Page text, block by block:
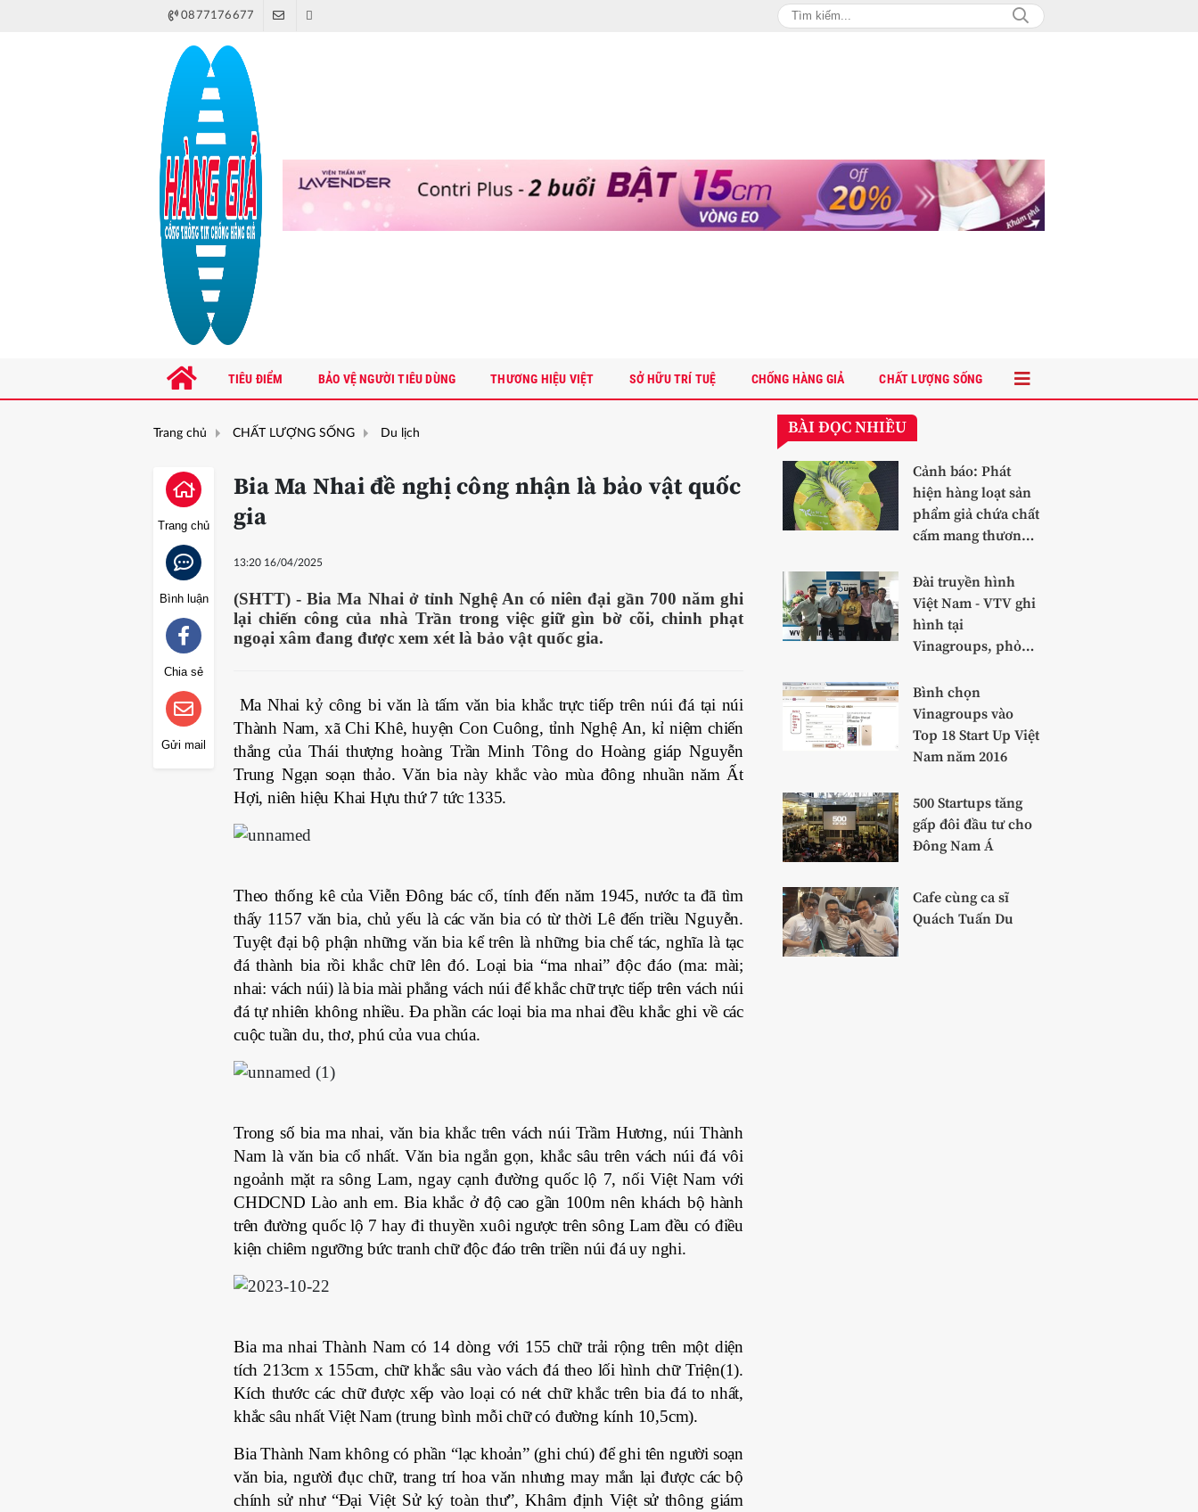
0877176677
TIÊU ĐIỂM BẢO VỆ NGƯỜI TIÊU DÙNG THƯƠNG HIỆU VIỆT SỞ HỮU TRÍ TUỆ CHỐNG HÀNG GIẢ CHẤT LƯỢNG SỐNG
Trang chủ CHẤT LƯỢNG SỐNG Du lịch
Trang chủ
Bình luận
Chia sẻ
Gửi mail
Bia Ma Nhai đề nghị công nhận là bảo vật quốc
gia
13:20 16/04/2025
(SHTT) - Bia Ma Nhai ở tỉnh Nghệ An có niên đại gần 700 năm ghi
lại chiến công của nhà Trần trong việc giữ gìn bờ cõi, chinh phạt
ngoại xâm đang được xem xét là bảo vật quốc gia.
Ma Nhai kỷ công bi văn là tấm văn bia khắc trực tiếp trên núi đá tại núi
Thành Nam, xã Chi Khê, huyện Con Cuông, tỉnh Nghệ An, kỉ niệm chiến
thắng của Thái thượng hoàng Trần Minh Tông do Hoàng giáp Nguyễn
Trung Ngạn soạn thảo. Văn bia này khắc vào mùa đông nhuần năm Ất
Hợi, niên hiệu Khai Hựu thứ 7 tức 1335.
Theo thống kê của Viễn Đông bác cổ, tính đến năm 1945, nước ta đã tìm
thấy 1157 văn bia, chủ yếu là các văn bia có từ thời Lê đến triều Nguyễn.
Tuyệt đại bộ phận những văn bia kể trên là những bia chế tác, nghĩa là tạc
đá thành bia rồi khắc chữ lên đó. Loại bia “ma nhai” độc đáo (ma: mài;
nhai: vách núi) là bia mài phẳng vách núi để khắc chữ trực tiếp trên vách núi
đá tự nhiên không nhiều. Đa phần các loại bia ma nhai đều khắc ghi về các
cuộc tuần du, thơ, phú của vua chúa.
Trong số bia ma nhai, văn bia khắc trên vách núi Trầm Hương, núi Thành
Nam là văn bia cổ nhất. Văn bia ngắn gọn, khắc sâu trên vách núi đá vôi
ngoảnh mặt ra sông Lam, ngay cạnh đường quốc lộ 7, nối Việt Nam với
CHDCND Lào anh em. Bia khắc ở độ cao gần 100m nên khách bộ hành
trên đường quốc lộ 7 hay đi thuyền xuôi ngược trên sông Lam đều có điều
kiện chiêm ngưỡng bức tranh chữ độc đáo trên triền núi đá uy nghi.
Bia ma nhai Thành Nam có 14 dòng với 155 chữ trải rộng trên một diện
tích 213cm x 155cm, chữ khắc sâu vào vách đá theo lối hình chữ Triện(1).
Kích thước các chữ được xếp vào loại có nét chữ khắc trên bia đá to nhất,
khắc sâu nhất Việt Nam (trung bình mỗi chữ có đường kính 10,5cm).
Bia Thành Nam không có phần “lạc khoản” (ghi chú) để ghi tên người soạn
văn bia, người đục chữ, trang trí hoa văn nhưng may mắn lại được các bộ
chính sử như “Đại Việt Sử ký toàn thư”, Khâm định Việt sử thông giám
BÀI ĐỌC NHIỀU
Cảnh báo: Phát
hiện hàng loạt sản
phẩm giả chứa chất
cấm mang thương
Đài truyền hình
Việt Nam - VTV ghi
hình tại
Vinagroups, phỏng
Vinafoods
Bình chọn
Vinagroups vào
Top 18 Start Up Việt
Nam năm 2016
500 Startups tăng
gấp đôi đầu tư cho
Đông Nam Á
Cafe cùng ca sĩ
Quách Tuấn Du